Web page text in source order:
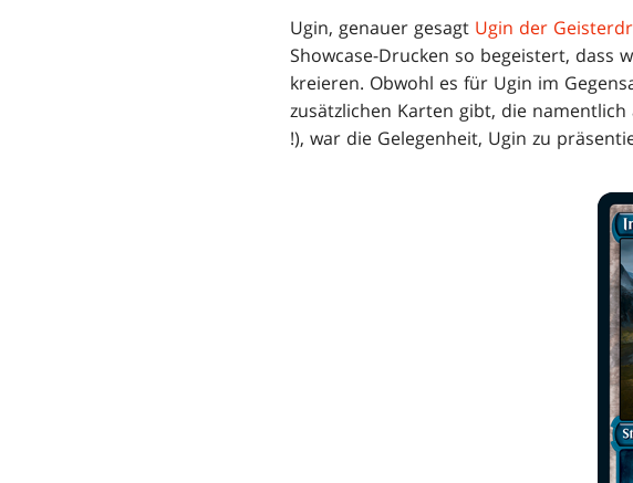
Ugin, genauer gesagt Ugin der
Showcase-Drucken so begeistert, dass
kreieren. Obwohl es für Ugin im
zusätzlichen Karten gibt, die
!), war die Gelegenheit, Ugin zu